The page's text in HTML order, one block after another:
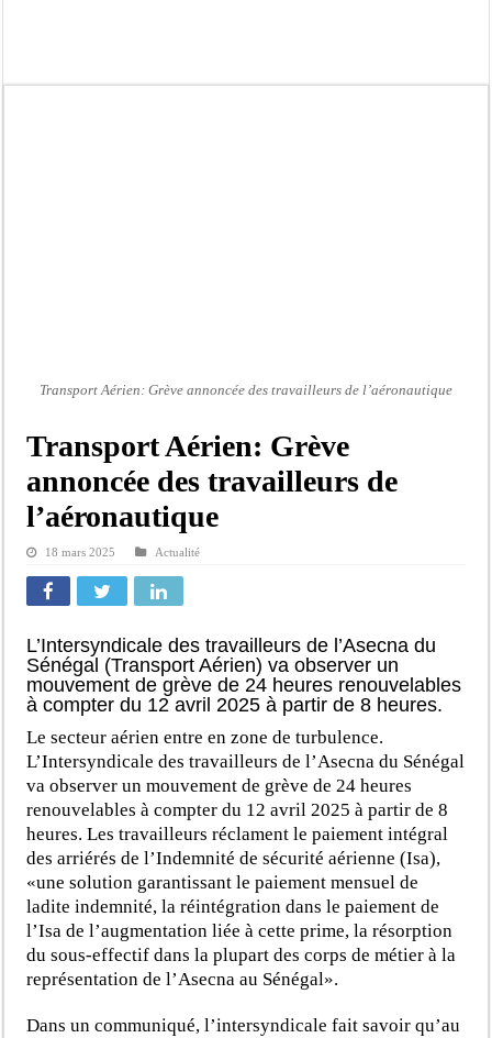
Transport Aérien: Grève annoncée des travailleurs de l’aéronautique
Transport Aérien: Grève
annoncée des travailleurs de
l’aéronautique
18 mars 2025 Actualité
L’Intersyndicale des travailleurs de l’Asecna du
Sénégal (Transport Aérien) va observer un
mouvement de grève de 24 heures renouvelables
à compter du 12 avril 2025 à partir de 8 heures.
Le secteur aérien entre en zone de turbulence.
L’Intersyndicale des travailleurs de l’Asecna du Sénégal
va observer un mouvement de grève de 24 heures
renouvelables à compter du 12 avril 2025 à partir de 8
heures. Les travailleurs réclament le paiement intégral
des arriérés de l’Indemnité de sécurité aérienne (Isa),
«une solution garantissant le paiement mensuel de
ladite indemnité, la réintégration dans le paiement de
l’Isa de l’augmentation liée à cette prime, la résorption
du sous-effectif dans la plupart des corps de métier à la
représentation de l’Asecna au Sénégal».
Dans un communiqué, l’intersyndicale fait savoir qu’au